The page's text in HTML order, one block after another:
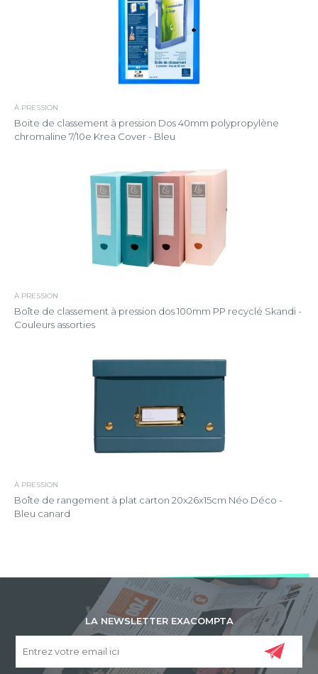
À PRESSION
Boite de classement à pression Dos 40mm polypropylène
chromaline 7/10e Krea Cover - Bleu
À PRESSION
Boîte de classement à pression dos 100mm PP recyclé Skandi -
Couleurs assorties
À PRESSION
Boîte de rangement à plat carton 20x26x15cm Néo Déco -
Bleu canard
LA NEWSLETTER EXACOMPTA